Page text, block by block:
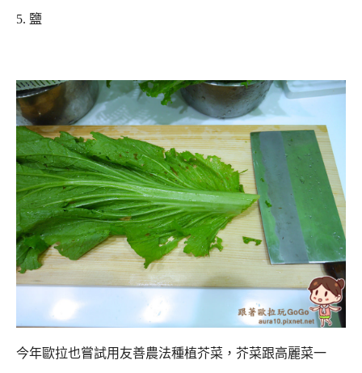
5. 鹽
今年歐拉也嘗試用友善農法種植芥菜，芥菜跟高麗菜一